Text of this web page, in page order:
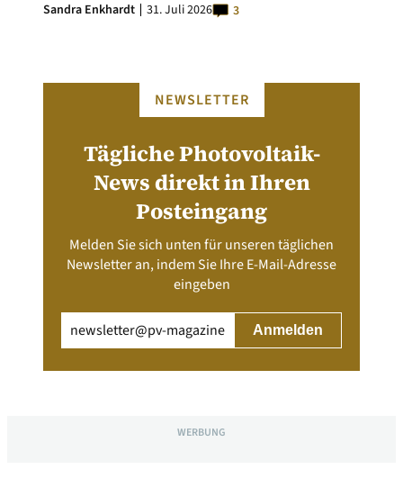
Sandra Enkhardt 31. Juli 2026 3
NEWSLETTER
Tägliche Photovoltaik-
News direkt in Ihren
Posteingang
Melden Sie sich unten für unseren täglichen
Newsletter an, indem Sie Ihre E-Mail-Adresse
eingeben
(erforderlich)
WERBUNG